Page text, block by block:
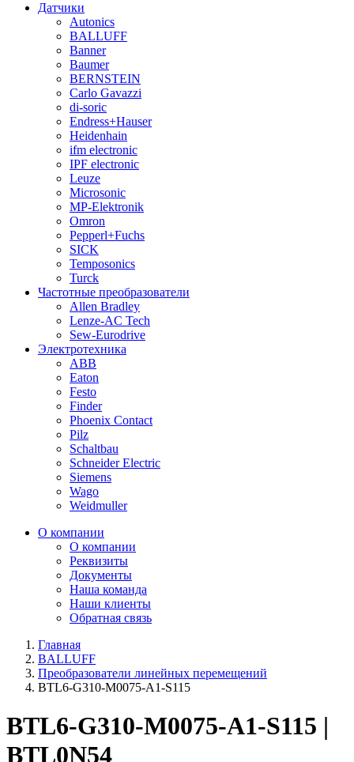
Датчики
Autonics
BALLUFF
Banner
Baumer
BERNSTEIN
Carlo Gavazzi
di-soric
Endress+Hauser
Heidenhain
ifm electronic
IPF electronic
Leuze
Microsonic
MP-Elektronik
Omron
Pepperl+Fuchs
SICK
Temposonics
Turck
Частотные преобразователи
Allen Bradley
Lenze-AC Tech
Sew-Eurodrive
Электротехника
ABB
Eaton
Festo
Finder
Phoenix Contact
Pilz
Schaltbau
Schneider Electric
Siemens
Wago
Weidmuller
О компании
О компании
Реквизиты
Документы
Наша команда
Наши клиенты
Обратная связь
Главная
BALLUFF
Преобразователи линейных перемещений
BTL6-G310-M0075-A1-S115
BTL6-G310-M0075-A1-S115 |
BTL0N54